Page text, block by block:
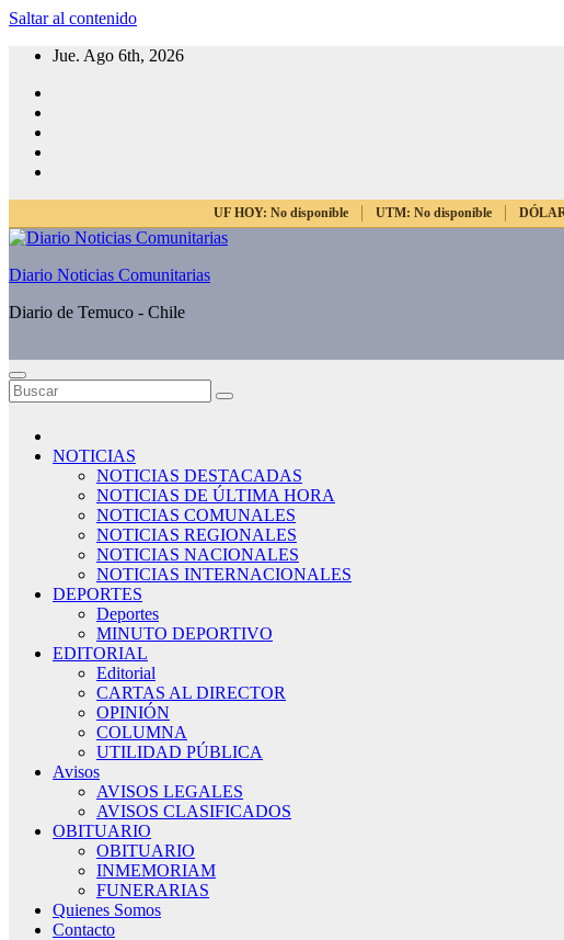
Saltar al contenido
Jue. Ago 6th, 2026
UF HOY: No disponible UTM: No disponible
Diario Noticias Comunitarias
Diario de Temuco - Chile
NOTICIAS
NOTICIAS DESTACADAS
NOTICIAS DE ÚLTIMA HORA
NOTICIAS COMUNALES
NOTICIAS REGIONALES
NOTICIAS NACIONALES
NOTICIAS INTERNACIONALES
DEPORTES
Deportes
MINUTO DEPORTIVO
EDITORIAL
Editorial
CARTAS AL DIRECTOR
OPINIÓN
COLUMNA
UTILIDAD PÚBLICA
Avisos
AVISOS LEGALES
AVISOS CLASIFICADOS
OBITUARIO
OBITUARIO
INMEMORIAM
FUNERARIAS
Quienes Somos
Contacto